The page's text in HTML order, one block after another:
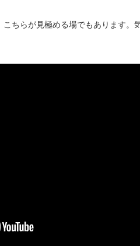
ちらが見極める場でもあります。